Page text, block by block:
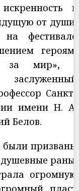
в
от души.
фестивале
героям,
за мир», -
заслуженный
Санкт-
имени Н. А.
Белов.
были призваны
раны.
огромную
пласт